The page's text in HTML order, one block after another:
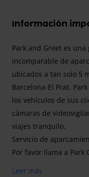
Información
Park and Greet es
incomparable de
ubicados a tan solo 5
Barcelona-El Prat.
los vehículos de sus
cámaras de
viajes tranquilo.
Servicio de
Por favor llama a Park
Leer más